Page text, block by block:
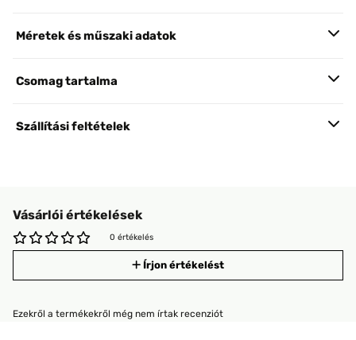
Méretek és műszaki adatok
Csomag tartalma
Szállítási feltételek
Vásárlói értékelések
0 értékelés
Írjon értékelést
Ezekről a termékekről még nem írtak recenziót